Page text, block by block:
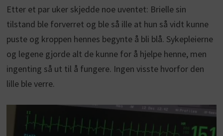
Etter et par uker skjedde noe uventet: Brielle sin
tilstand ble forverret og ble så ille at hun så vidt kunne
puste og kroppen hennes begynte å bli blå. Sykepleierne
og legene gjorde alt de kunne for å hjelpe henne, men
ingenting så ut til å fungere. Ingen visste hvorfor den
lille ble verre.